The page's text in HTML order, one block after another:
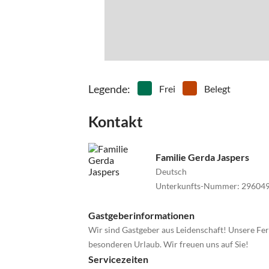
Legende: Frei Belegt
Kontakt
Familie Gerda Jaspers
Deutsch
Unterkunfts-Nummer:
Gastgeberinformationen
Wir sind Gastgeber aus Leidenschaft! Unsere
besonderen Urlaub. Wir freuen uns auf Sie!
Servicezeiten